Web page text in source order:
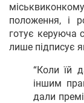
положення, і
готує керуюча
лише підписує
“Коли їй
іншим
дали